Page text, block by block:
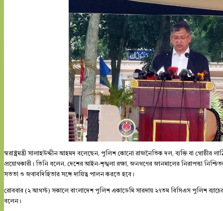
স্বরাষ্ট্রমন্ত্রী সালাহউদ্দীন আহমদ বলেছেন, পুলিশ কোনো রাজনৈতিক দল, ব্যক্তি বা
প্রয়োগকারী। তিনি বলেন, দেশের আইন-শৃঙ্খলা রক্ষা, জনগণের জানমালের নিরাপত্তা
সততা ও জবাবদিহিতার সঙ্গে দায়িত্ব পালন করতে হবে।
রোববার (২ আগস্ট) সকালে বাংলাদেশ পুলিশ একাডেমি সারদায় ২৭তম বিসিএস পুলিশ
বলেন।